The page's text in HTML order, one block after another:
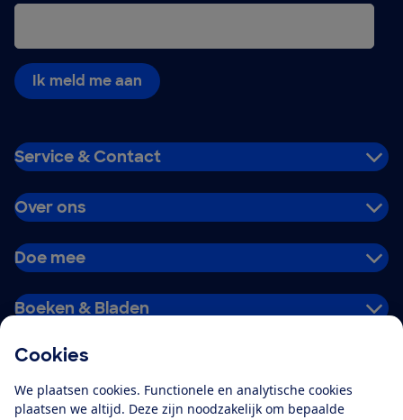
Cookies
We plaatsen cookies. Functionele en analytische cookies
plaatsen we altijd. Deze zijn noodzakelijk om bepaalde
Ik meld me aan
Service & Contact
Over ons
Doe mee
Boeken & Bladen